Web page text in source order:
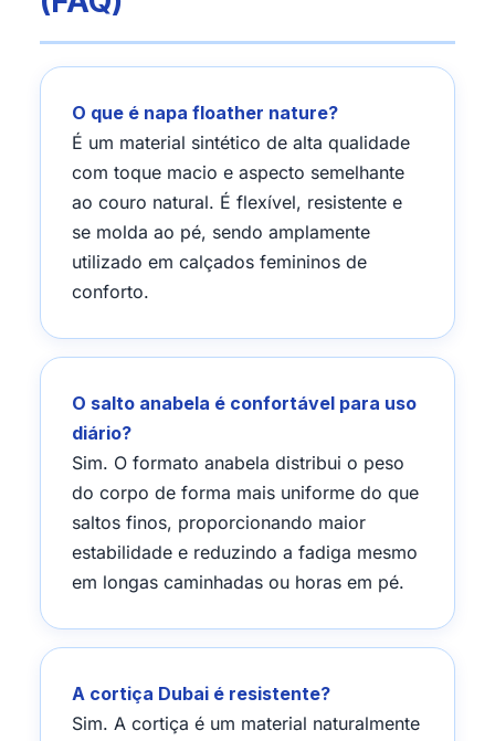
O que é napa floather nature?
É um material sintético de alta qualidade
com toque macio e aspecto semelhante
ao couro natural. É flexível, resistente e
se molda ao pé, sendo amplamente
utilizado em calçados femininos de
conforto.
O salto anabela é confortável para uso
diário?
Sim. O formato anabela distribui o peso
do corpo de forma mais uniforme do que
saltos finos, proporcionando maior
estabilidade e reduzindo a fadiga mesmo
em longas caminhadas ou horas em pé.
A cortiça Dubai é resistente?
Sim. A cortiça é um material naturalmente